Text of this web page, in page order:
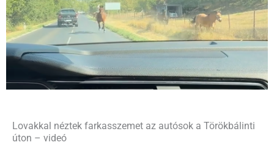
Lovakkal néztek farkasszemet az autósok a Törökbálinti
úton – videó